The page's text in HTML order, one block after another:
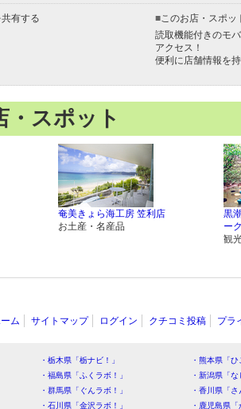
有する ■ このお店・スポ
読取機能付きのモ
アクセス！
便利に店舗情報を
・スポット
奄美きょら海工房 笠利店
お土産・名産品
黒
ー
観
ム サイトマップ ログイン クチコミ投稿 プラ
・栃木県「栃ナビ！」
・熊本県「
・福島県「ふくラボ！」
・新潟県「
・群馬県「ぐんラボ！」
・香川県「
・石川県「金沢ラボ！」
・鹿児島県